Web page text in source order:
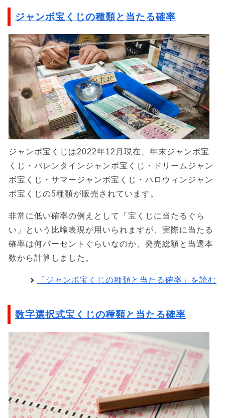
ジャンボ宝くじの種類と当たる確率
ジャンボ宝くじは2022年12月現在、年末ジャンボ宝
くじ・バレンタインジャンボ宝くじ・ドリームジャン
ボ宝くじ・サマージャンボ宝くじ・ハロウィンジャン
ボ宝くじの5種類が販売されています。
非常に低い確率の例えとして「宝くじに当たるぐら
い」という比喩表現が用いられますが、実際に当たる
確率は何パーセントぐらいなのか、発売総額と当選本
数から計算しました。
「ジャンボ宝くじの種類と当たる確率」を読む
数字選択式宝くじの種類と当たる確率